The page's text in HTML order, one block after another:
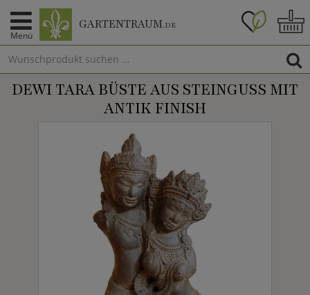
Menü
GARTENTRAUM.DE
DEWI TARA BÜSTE AUS STEINGUSS MIT
ANTIK FINISH